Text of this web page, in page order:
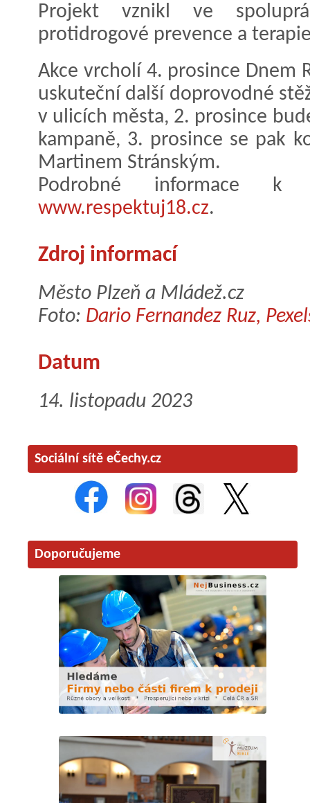
Projekt vznikl ve
protidrogové prevence a
Akce vrcholí 4. prosince Dnem
uskuteční další doprovodné
v ulicích města, 2. prosince
kampaně, 3. prosince se pak
Martinem Stránským.
Podrobné informace
www.respektuj18.cz.
Zdroj informací
Město Plzeň a Mládež.cz
Foto: Dario Fernandez Ruz,
Datum
14. listopadu 2023
Sociální sítě eČechy.cz
Doporučujeme